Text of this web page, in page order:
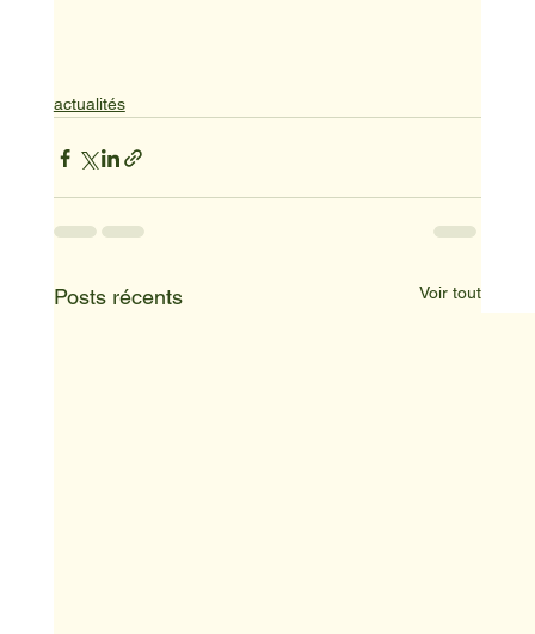
actualités
Posts récents Voir tout